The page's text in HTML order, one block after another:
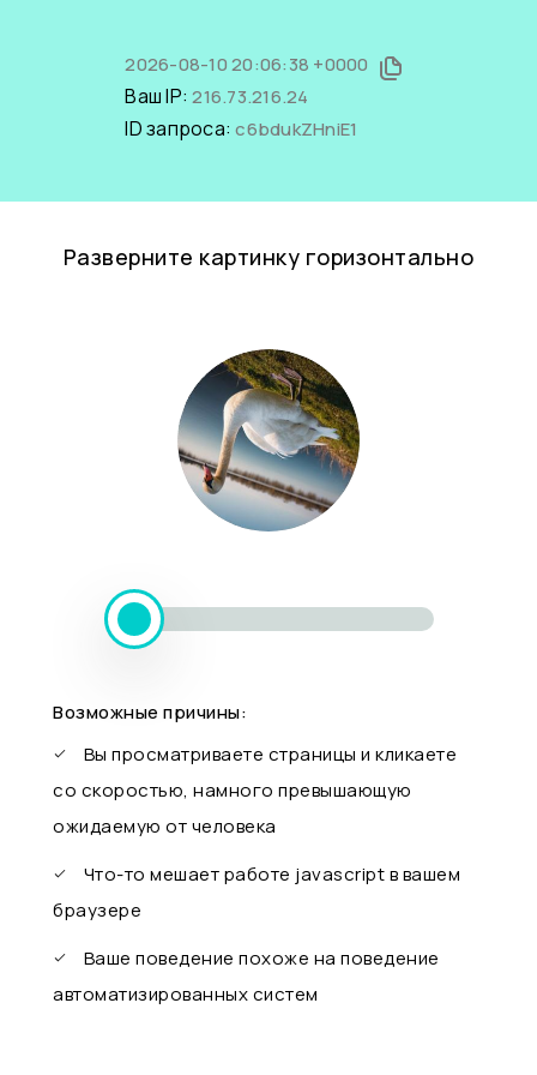
2026-08-10 20:06:38 +0000
Ваш IP:216.73.216.24
ID запроса:c6bdukZHniE1
Разверните картинку горизонтально
Возможные причины:
Вы просматриваете страницы и кликаете
со скоростью, намного превышающую
ожидаемую от человека
Что-то мешает работе javascript в вашем
браузере
Ваше поведение похоже на поведение
автоматизированных систем